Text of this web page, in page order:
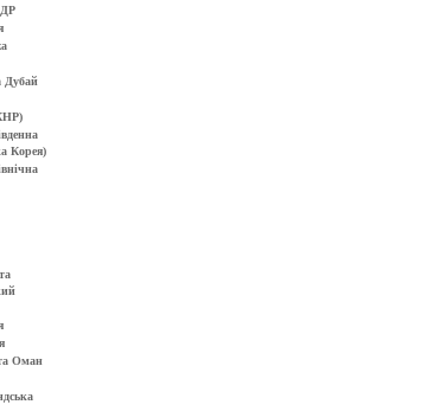
Дубай
Корея)
Оман